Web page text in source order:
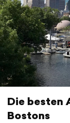
Die besten
Bostons